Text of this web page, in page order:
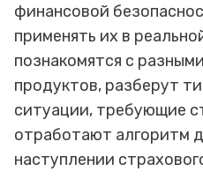
финансовой
применять их в
познакомятся с
продуктов, разберут
ситуации, требующие
отработают алгоритм
наступлении